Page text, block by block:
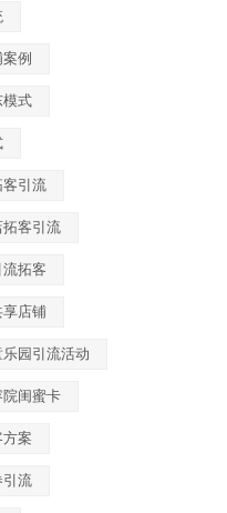
例
模式
客引流
拓客引流
拓客
享店铺
乐园引流活动
院闺蜜卡
案
引流